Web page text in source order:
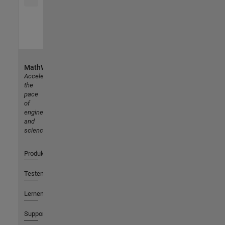
MathWorks
Accelerating
the
pace
of
engineering
and
science
Produkte
Testen oder Kaufen
Lernen
Support